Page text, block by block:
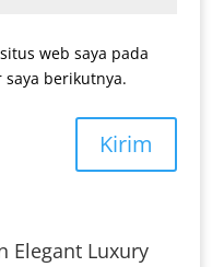
web saya pada
berikutnya.
Kirim
Elegant Luxury